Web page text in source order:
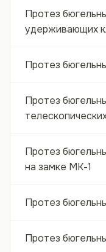
Протез
удерживающих
Протез
Протез
Протез
на замке МК-1
Протез
Протез